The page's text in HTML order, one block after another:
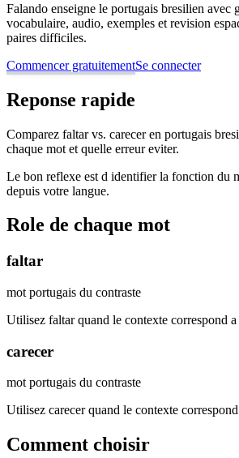
Falando enseigne le portugais bresilien avec
vocabulaire, audio, exemples et revision
paires difficiles.
Commencer gratuitementSe connecter
Reponse rapide
Comparez faltar vs. carecer en portugais
chaque mot et quelle erreur eviter.
Le bon reflexe est d identifier la fonction du
depuis votre langue.
Role de chaque mot
faltar
mot portugais du contraste
Utilisez faltar quand le contexte correspond a
carecer
mot portugais du contraste
Utilisez carecer quand le contexte
Comment choisir